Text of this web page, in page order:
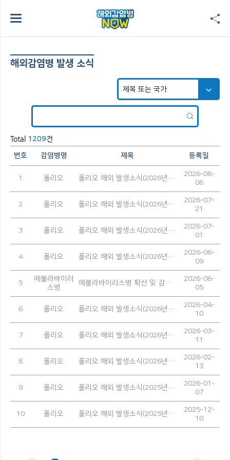
해외감염병 발생 소식
Total 1209건
번호 감염병명 제목 등록일
1 폴리오 폴리오 해외 발생소식(2026년 7월)
2026-08-
06
2 폴리오 폴리오 해외 발생소식(2026년 6월)
2026-07-
21
3 폴리오 폴리오 해외 발생소식(2026년 5월)
2026-07-
01
4 폴리오 폴리오 해외 발생소식(2026년 4월)
2026-06-
09
5
에볼라바이러
스병
에볼라바이러스병 확산 및 감염 예방을 위한 안내
2026-06-
05
6 폴리오 폴리오 해외 발생소식(2026년 3월)
2026-04-
10
7 폴리오 폴리오 해외 발생소식(2026년 2월)
2026-03-
11
8 폴리오 폴리오 해외 발생소식(2026년 1월)
2026-02-
13
9 폴리오 폴리오 해외 발생소식(2025년 12월)
2026-01-
07
10 폴리오 폴리오 해외 발생소식(2025년 11월)
2025-12-
10